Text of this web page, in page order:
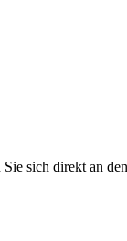
sich direkt an